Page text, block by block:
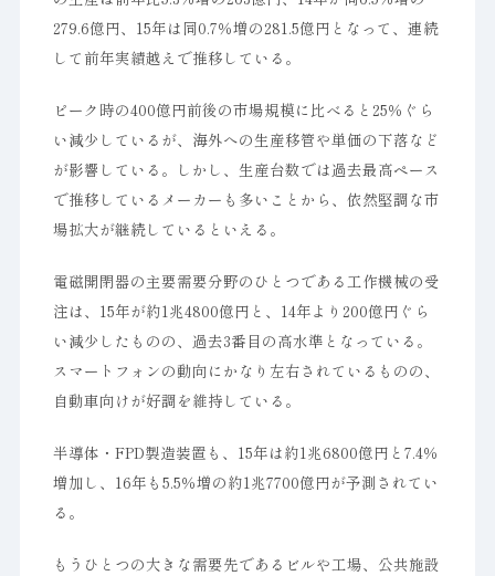
279.6億円、15年は同0.7％増の281.5億円となって、連続
して前年実績越えで推移している。
ピーク時の400億円前後の市場規模に比べると25％ぐら
い減少しているが、海外への生産移管や単価の下落など
が影響している。しかし、生産台数では過去最高ペース
で推移しているメーカーも多いことから、依然堅調な市
場拡大が継続しているといえる。
電磁開閉器の主要需要分野のひとつである工作機械の受
注は、15年が約1兆4800億円と、14年より200億円ぐら
い減少したものの、過去3番目の高水準となっている。
スマートフォンの動向にかなり左右されているものの、
自動車向けが好調を維持している。
半導体・FPD製造装置も、15年は約1兆6800億円と7.4％
増加し、16年も5.5％増の約1兆7700億円が予測されてい
る。
もうひとつの大きな需要先であるビルや工場、公共施設